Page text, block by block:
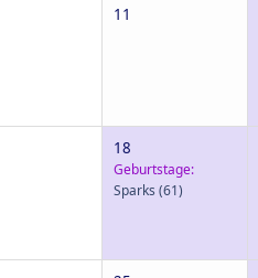
11
18
Geburtstage:
Sparks (61)